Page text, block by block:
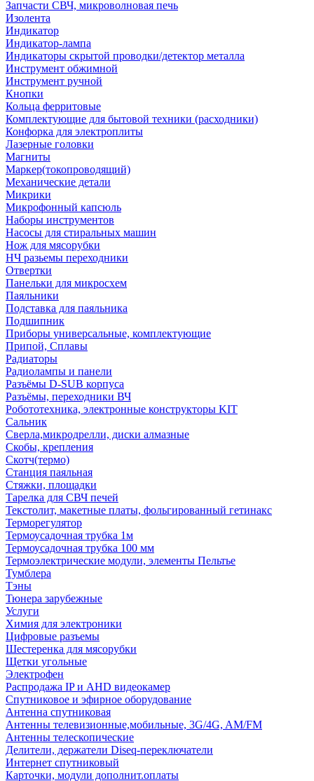
Запчасти СВЧ, микроволновая печь
Изолента
Индикатор
Индикатор-лампа
Индикаторы скрытой проводки/детектор металла
Инструмент обжимной
Инструмент ручной
Кнопки
Кольца ферритовые
Комплектующие для бытовой техники (расходники)
Конфорка для электроплиты
Лазерные головки
Магниты
Маркер(токопроводящий)
Механические детали
Микрики
Микрофонный капсюль
Наборы инструментов
Насосы для стиральных машин
Нож для мясорубки
НЧ разьемы переходники
Отвертки
Панельки для микросхем
Паяльники
Подставка для паяльника
Подшипник
Приборы универсальные, комплектующие
Припой, Сплавы
Радиаторы
Радиолампы и панели
Разъёмы D-SUB корпуса
Разъёмы, переходники ВЧ
Робототехника, электронные конструкторы KIT
Сальник
Сверла,микродрелли, диски алмазные
Скобы, крепления
Скотч(термо)
Станция паяльная
Стяжки, площадки
Тарелка для СВЧ печей
Текстолит, макетные платы, фольгированный гетинакс
Терморегулятор
Термоусадочная трубка 1м
Термоусадочная трубка 100 мм
Термоэлектрические модули, элементы Пельтье
Тумблера
Тэны
Тюнера зарубежные
Услуги
Химия для электроники
Цифровые разъемы
Шестеренка для мясорубки
Щетки угольные
Электрофен
Распродажа IP и AHD видеокамер
Спутниковое и эфирное оборудование
Антенна спутниковая
Антенны телевизионные,мобильные, 3G/4G, AM/FM
Антенны телескопические
Делители, держатели Diseq-переключатели
Интернет спутниковый
Карточки, модули дополнит.оплаты